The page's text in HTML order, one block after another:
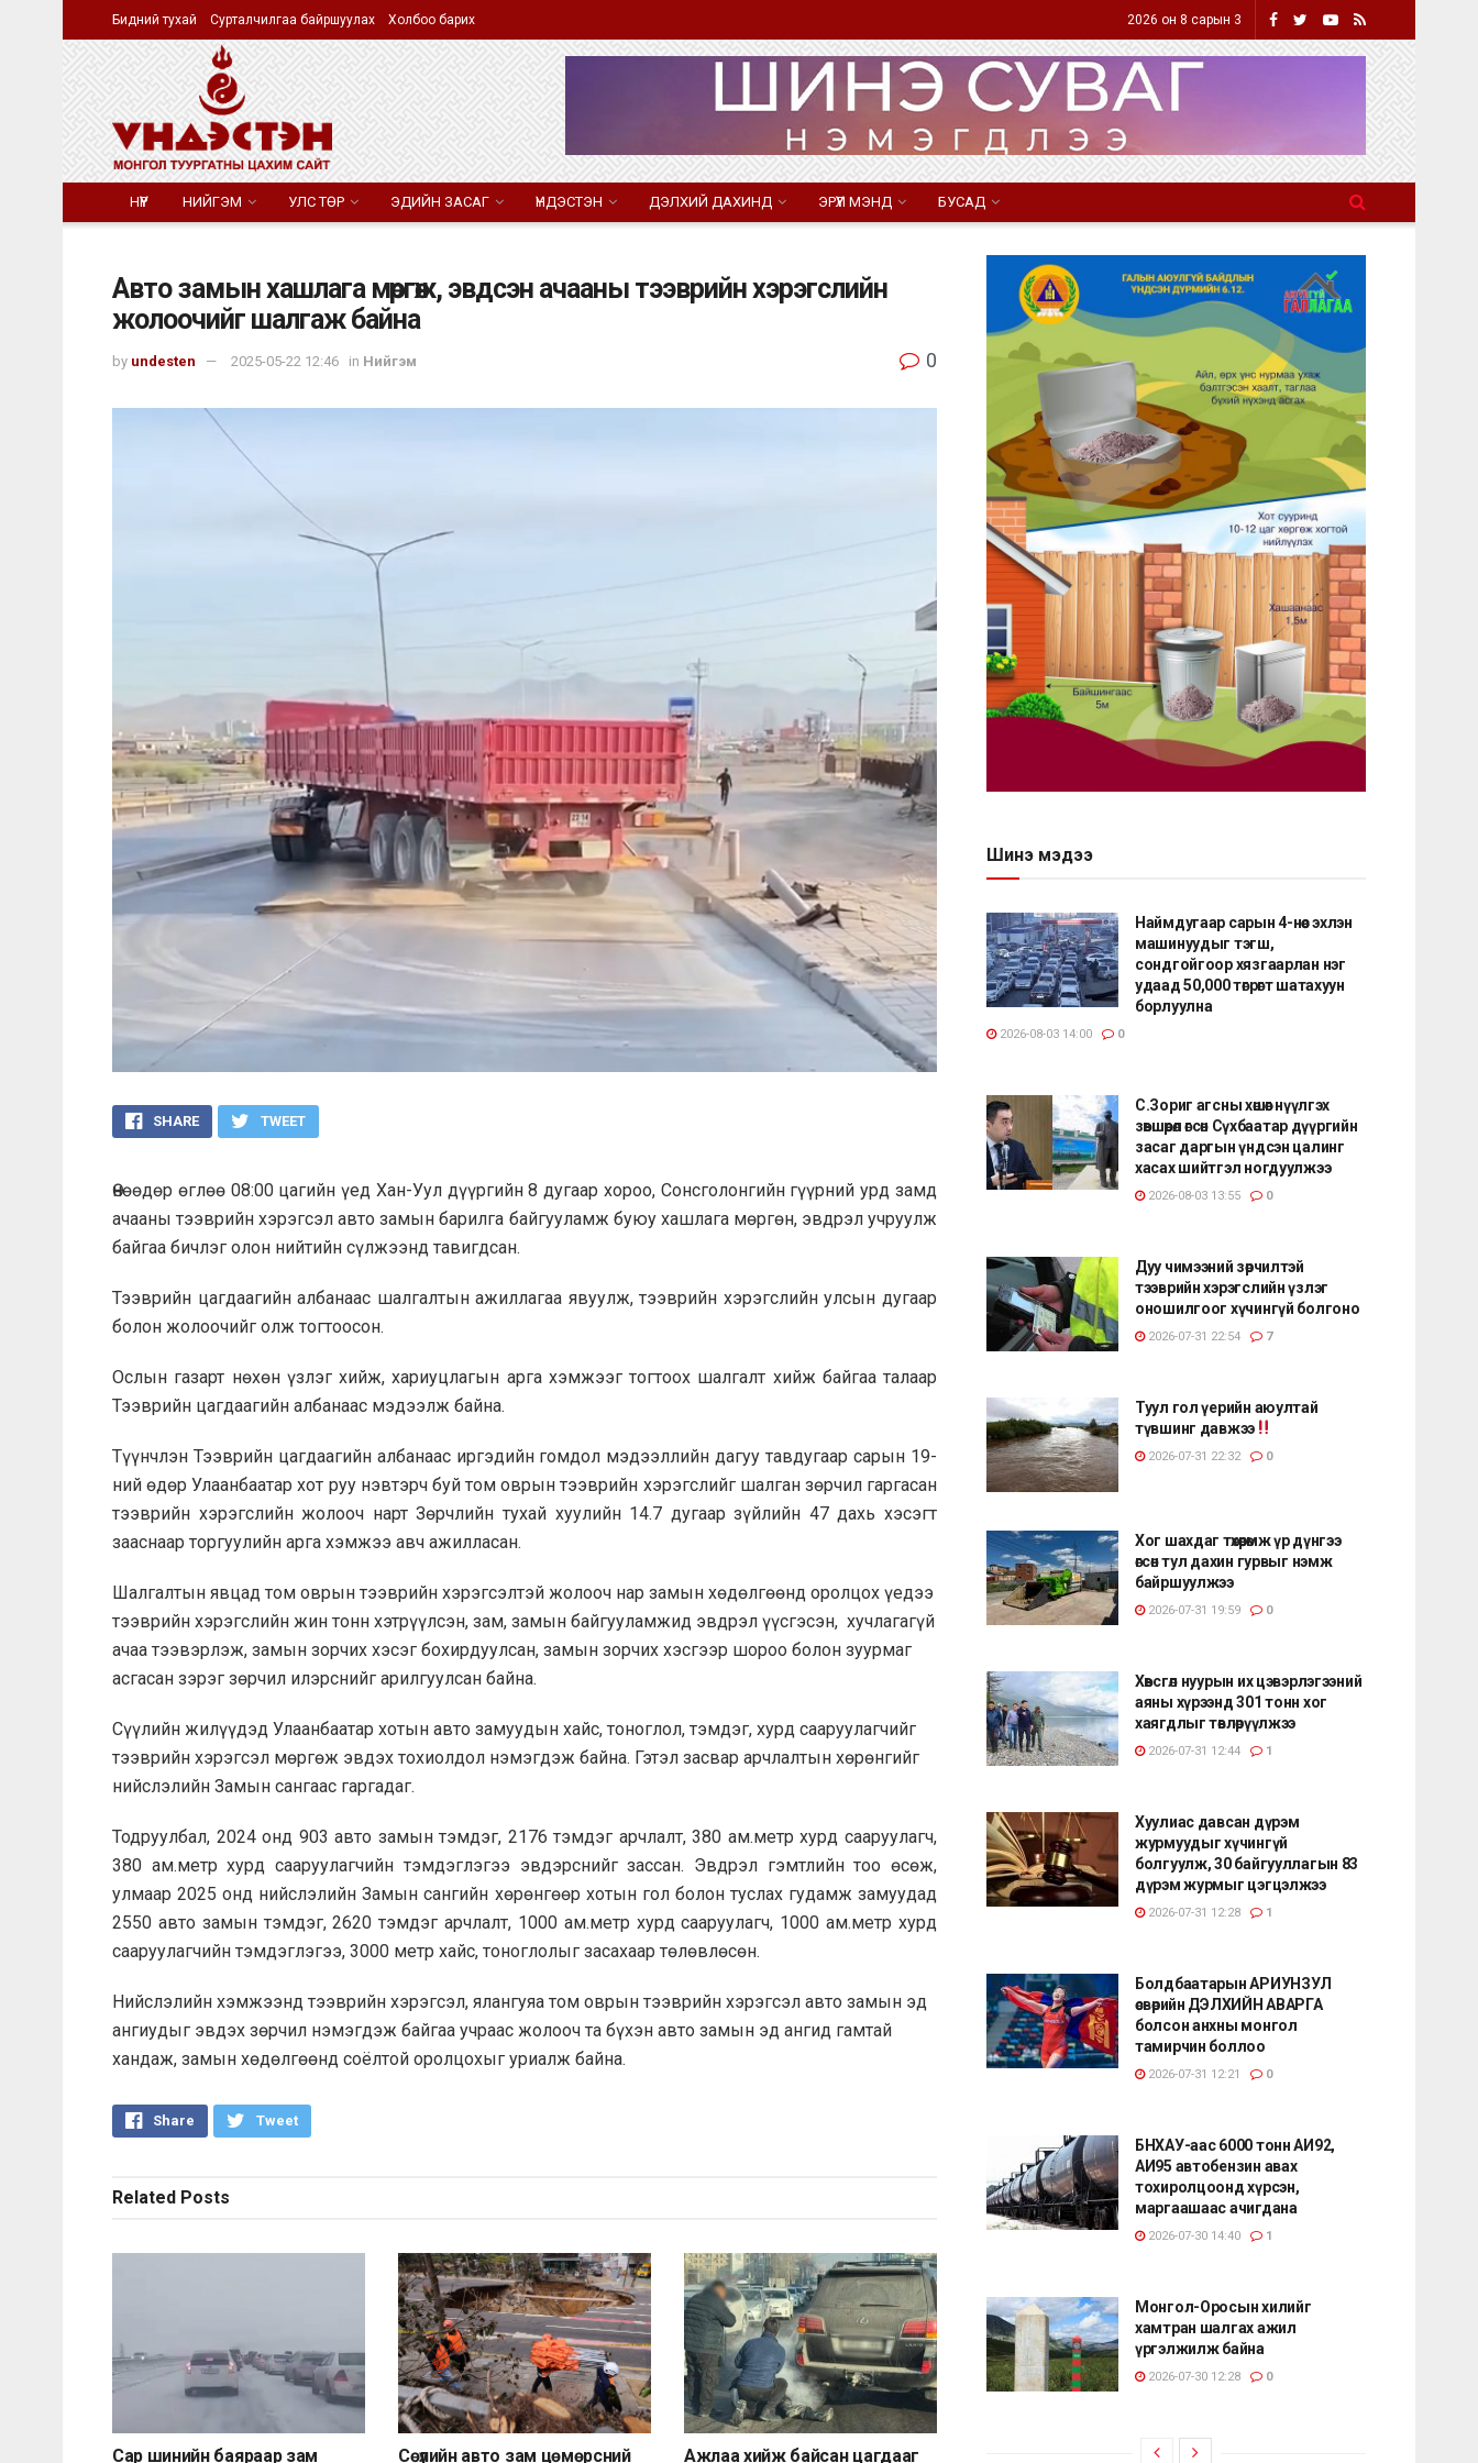
Бидний тухай Сурталчилгаа байршуулах Холбоо барих 2026 он 8 сарын 3
НҮҮР НИЙГЭМ УЛС ТӨР ЭДИЙН ЗАСАГ ҮНДЭСТЭН ДЭЛХИЙ ДАХИНД ЭРҮҮЛ МЭНД БУСАД
Авто замын хашлага мөргөж, эвдсэн ачааны тээврийн хэрэгслийн
жолоочийг шалгаж байна
by undesten 2025-05-22 12:46 in Нийгэм 0
SHARE TWEET
Өнөөдөр өглөө 08:00 цагийн үед Хан-Уул дүүргийн 8 дугаар хороо, Сонсголонгийн гүүрний урд замд
ачааны тээврийн хэрэгсэл авто замын барилга байгууламж буюу хашлага мөргөн, эвдрэл учруулж
байгаа бичлэг олон нийтийн сүлжээнд тавигдсан.
Тээврийн цагдаагийн албанаас шалгалтын ажиллагаа явуулж, тээврийн хэрэгслийн улсын дугаар
болон жолоочийг олж тогтоосон.
Ослын газарт нөхөн үзлэг хийж, хариуцлагын арга хэмжээг тогтоох шалгалт хийж байгаа талаар
Тээврийн цагдаагийн албанаас мэдээлж байна.
Түүнчлэн Тээврийн цагдаагийн албанаас иргэдийн гомдол мэдээллийн дагуу тавдугаар сарын 19-
ний өдөр Улаанбаатар хот руу нэвтэрч буй том оврын тээврийн хэрэгслийг шалган зөрчил гаргасан
тээврийн хэрэгслийн жолооч нарт Зөрчлийн тухай хуулийн 14.7 дугаар зүйлийн 47 дахь хэсэгт
зааснаар торгуулийн арга хэмжээ авч ажилласан.
Шалгалтын явцад том оврын тээврийн хэрэгсэлтэй жолооч нар замын хөдөлгөөнд оролцох үедээ
тээврийн хэрэгслийн жин тонн хэтрүүлсэн, зам, замын байгууламжид эвдрэл үүсгэсэн, хучлагагүй
ачаа тээвэрлэж, замын зорчих хэсэг бохирдуулсан, замын зорчих хэсгээр шороо болон зуурмаг
асгасан зэрэг зөрчил илэрснийг арилгуулсан байна.
Сүүлийн жилүүдэд Улаанбаатар хотын авто замуудын хайс, тоноглол, тэмдэг, хурд сааруулагчийг
тээврийн хэрэгсэл мөргөж эвдэх тохиолдол нэмэгдэж байна. Гэтэл засвар арчлалтын хөрөнгийг
нийслэлийн Замын сангаас гаргадаг.
Тодруулбал, 2024 онд 903 авто замын тэмдэг, 2176 тэмдэг арчлалт, 380 ам.метр хурд сааруулагч,
380 ам.метр хурд сааруулагчийн тэмдэглэгээ эвдэрснийг зассан. Эвдрэл гэмтлийн тоо өсөж,
улмаар 2025 онд нийслэлийн Замын сангийн хөрөнгөөр хотын гол болон туслах гудамж замуудад
2550 авто замын тэмдэг, 2620 тэмдэг арчлалт, 1000 ам.метр хурд сааруулагч, 1000 ам.метр хурд
сааруулагчийн тэмдэглэгээ, 3000 метр хайс, тоноглолыг засахаар төлөвлөсөн.
Нийслэлийн хэмжээнд тээврийн хэрэгсэл, ялангуяа том оврын тээврийн хэрэгсэл авто замын эд
ангиудыг эвдэх зөрчил нэмэгдэж байгаа учраас жолооч та бүхэн авто замын эд ангид гамтай
хандаж, замын хөдөлгөөнд соёлтой оролцохыг уриалж байна.
Share Tweet
Related Posts
Сар шинийн баяраар зам Сөүлийн авто зам цөмөрсний Ажлаа хийж байсан цагдааг
Шинэ мэдээ
Наймдугаар сарын 4-нөөс эхлэн
машинуудыг тэгш,
сондгойгоор хязгаарлан нэг
удаад 50,000 төгрөгт шатахуун
борлуулна
2026-08-03 14:00 0
С.Зориг агсны хөшөөг нүүлгэх
зөвшөөрөл өгсөн Сүхбаатар дүүргийн
засаг даргын үндсэн цалинг
хасах шийтгэл ногдуулжээ
2026-08-03 13:55 0
Дуу чимээний зөрчилтэй
тээврийн хэрэгслийн үзлэг
оношилгоог хүчингүй болгоно
2026-07-31 22:54 7
Туул гол үерийн аюултай
түвшинг давжээ
2026-07-31 22:32 0
Хог шахдаг төхөөрөмж үр дүнгээ
өгсөн тул дахин гурвыг нэмж
байршуулжээ
2026-07-31 19:59 0
Хөвсгөл нуурын их цэвэрлэгээний
аяны хүрээнд 301 тонн хог
хаягдлыг төвлөрүүлжээ
2026-07-31 12:44 1
Хуулиас давсан дүрэм
журмуудыг хүчингүй
болгуулж, 30 байгууллагын 83
дүрэм журмыг цэгцэлжээ
2026-07-31 12:28 1
Болдбаатарын АРИУНЗУЛ
өсвөрийн ДЭЛХИЙН АВАРГА
болсон анхны монгол
тамирчин боллоо
2026-07-31 12:21 0
БНХАУ-аас 6000 тонн АИ92,
АИ95 автобензин авах
тохиролцоонд хүрсэн,
маргаашаас ачигдана
2026-07-30 14:40 1
Монгол-Оросын хилийг
хамтран шалгах ажил
үргэлжилж байна
2026-07-30 12:28 0